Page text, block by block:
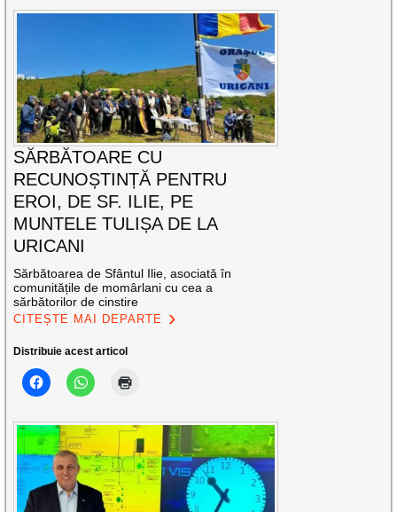
SĂRBĂTOARE CU
RECUNOȘTINȚĂ PENTRU
EROI, DE SF. ILIE, PE
MUNTELE TULIȘA DE LA
URICANI
Sărbătoarea de Sfântul Ilie, asociată în
comunitățile de momârlani cu cea a
sărbătorilor de cinstire
CITEȘTE MAI DEPARTE
Distribuie acest articol